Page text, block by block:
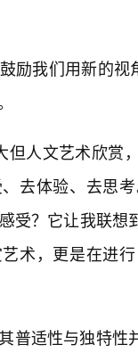
励我们用新的视
但人文艺术欣赏
去体验、去思
受？它让我联
术，更是在进
普适性与独特